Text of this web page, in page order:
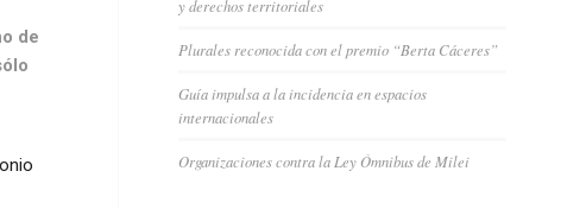
de
y derechos territoriales
Plurales reconocida con el premio “Berta Cáceres”
Guía impulsa a la incidencia en espacios
internacionales
Organizaciones contra la Ley Ómnibus de Milei